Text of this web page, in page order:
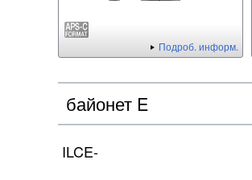
Подроб. информ.
байонет E
ILCE-